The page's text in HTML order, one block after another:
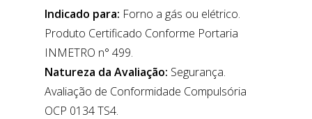
Indicado para: Forno a gás ou elétrico.
Produto Certificado Conforme Portaria
INMETRO n° 499.
Natureza da Avaliação: Segurança.
Avaliação de Conformidade Compulsória
OCP 0134 TS4.